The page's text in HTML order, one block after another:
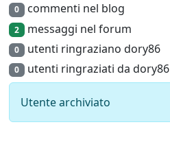
0 commenti nel blog
2 messaggi nel forum
0 utenti ringraziano dory86
0 utenti ringraziati da dory86
Utente archiviato